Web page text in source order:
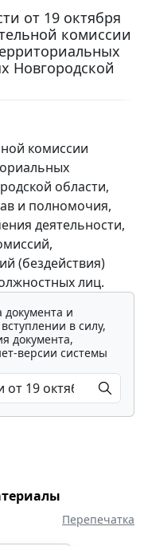
от 19 октября
комиссии
Новгородской
комиссии
области,
и полномочия,
деятельности,
(бездействия)
лиц.
документа и
в силу,
документа,
версии системы
Перепечатка